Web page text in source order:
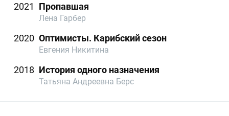
2021 Пропавшая
Лена Гарбер
2020 Оптимисты. Карибский сезон
Евгения Никитина
2018 История одного назначения
Татьяна Андреевна Берс